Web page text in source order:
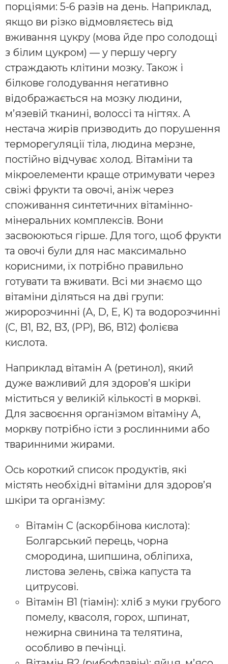
порціями: 5-6 разів на день. Наприклад,
якщо ви різко відмовляєтесь від
вживання цукру (мова йде про солодощі
з білим цукром) — у першу чергу
страждають клітини мозку. Також і
білкове голодування негативно
відображається на мозку людини,
м’язевій тканині, волоссі та нігтях. А
нестача жирів призводить до порушення
терморегуляції тіла, людина мерзне,
постійно відчуває холод. Вітаміни та
мікроелементи краще отримувати через
свіжі фрукти та овочі, аніж через
споживання синтетичних вітамінно-
мінеральних комплексів. Вони
засвоюються гірше. Для того, щоб фрукти
та овочі були для нас максимально
корисними, їх потрібно правильно
готувати та вживати. Всі ми знаємо що
вітаміни діляться на дві групи:
жиророзчинні (А, D, E, K) та водорозчинні
(C, B1, B2, B3, (PP), B6, B12) фолієва
кислота.
Наприклад вітамін А (ретинол), який
дуже важливий для здоров’я шкіри
міститься у великій кількості в моркві.
Для засвоєння організмом вітаміну А,
моркву потрібно їсти з рослинними або
тваринними жирами.
Ось короткий список продуктів, які
містять необхідні вітаміни для здоров’я
шкіри та організму:
Вітамін C (аскорбінова кислота):
Болгарський перець, чорна
смородина, шипшина, обліпиха,
листова зелень, свіжа капуста та
цитрусові.
Вітамін B1 (тіамін): хліб з муки грубого
помелу, квасоля, горох, шпинат,
нежирна свинина та телятина,
особливо в печінці.